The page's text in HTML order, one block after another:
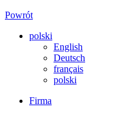
Powrót
polski
English
Deutsch
français
polski
Firma